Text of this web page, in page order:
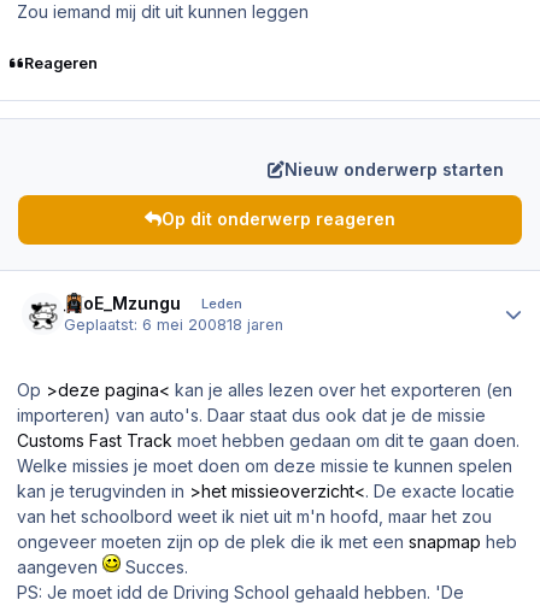
Zou iemand mij dit uit kunnen leggen
Reageren
Nieuw onderwerp starten
Op dit onderwerp reageren
_KoE_Mzungu Leden
Geplaatst:6 mei 200818 jaren
Op >deze pagina< kan je alles lezen over het exporteren (en
importeren) van auto's. Daar staat dus ook dat je de missie
Customs Fast Track moet hebben gedaan om dit te gaan doen.
Welke missies je moet doen om deze missie te kunnen spelen
kan je terugvinden in >het missieoverzicht<. De exacte locatie
van het schoolbord weet ik niet uit m'n hoofd, maar het zou
ongeveer moeten zijn op de plek die ik met een snapmap heb
aangeven
Succes.
PS: Je moet idd de Driving School gehaald hebben. 'De